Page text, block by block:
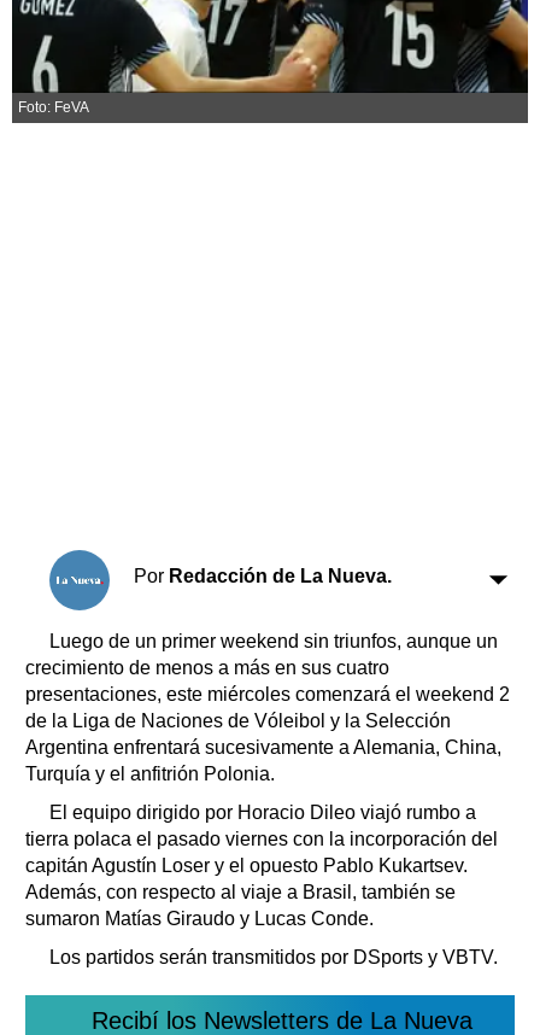
Salud
Es viral
El tiempo
Fúnebres
Foto: FeVA
Por Redacción de La Nueva.
Luego de un primer weekend sin triunfos, aunque un
crecimiento de menos a más en sus cuatro
presentaciones, este miércoles comenzará el weekend 2
de la Liga de Naciones de Vóleibol y la Selección
Argentina enfrentará sucesivamente a Alemania, China,
Turquía y el anfitrión Polonia.
El equipo dirigido por Horacio Dileo viajó rumbo a
tierra polaca el pasado viernes con la incorporación del
capitán Agustín Loser y el opuesto Pablo Kukartsev.
Además, con respecto al viaje a Brasil, también se
sumaron Matías Giraudo y Lucas Conde.
Los partidos serán transmitidos por DSports y VBTV.
Recibí los Newsletters de La Nueva